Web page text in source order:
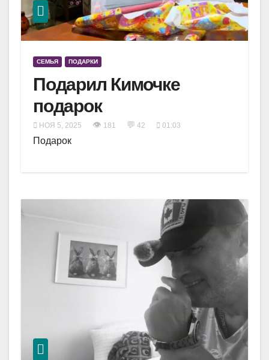
СЕМЬЯ ПОДАРКИ
Подарил Кимочке
подарок
НОЯ 5, 2025 👁 181 💬 42 01:03
Подарок